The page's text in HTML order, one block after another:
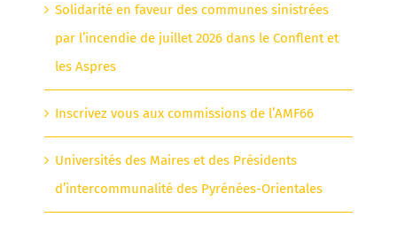
Solidarité en faveur des communes sinistrées
par l’incendie de juillet 2026 dans le Conflent et
les Aspres
Inscrivez vous aux commissions de l’AMF66
Universités des Maires et des Présidents
d’intercommunalité des Pyrénées-Orientales